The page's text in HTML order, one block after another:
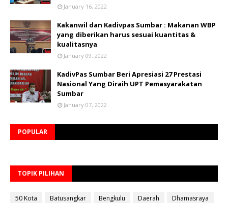
January 16, 2022
Kakanwil dan Kadivpas Sumbar : Makanan WBP
yang diberikan harus sesuai kuantitas &
kualitasnya
January 09, 2022
KadivPas Sumbar Beri Apresiasi 27 Prestasi
Nasional Yang Diraih UPT Pemasyarakatan
Sumbar
January 07, 2022
POPULAR
TOPIK PILIHAN
50 Kota Batusangkar Bengkulu Daerah
Dhamasraya